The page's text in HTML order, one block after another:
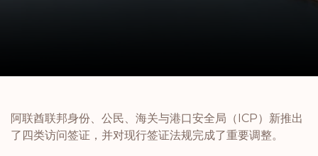
阿联酋联邦身份、公民、海关与港口安全局（ICP）新推出
了四类访问签证，并对现行签证法规完成了重要调整。